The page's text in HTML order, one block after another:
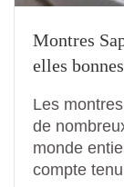
Montres
elles
Les
de
monde
compte